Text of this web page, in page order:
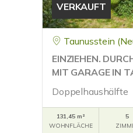
VERKAUFT
Taunusstein
EINZIEHEN.
MIT GARAGE IN
Doppelhaushälfte
131,45 m²
WOHNFLÄCHE
5